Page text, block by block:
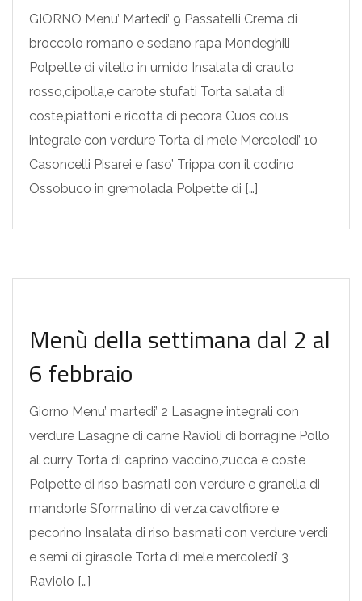
GIORNO Menu’ Martedi’ 9 Passatelli Crema di
broccolo romano e sedano rapa Mondeghili
Polpette di vitello in umido Insalata di crauto
rosso,cipolla,e carote stufati Torta salata di
coste,piattoni e ricotta di pecora Cuos cous
integrale con verdure Torta di mele Mercoledi’ 10
Casoncelli Pisarei e faso’ Trippa con il codino
Ossobuco in gremolada Polpette di […]
MENU SETTIMANALI
Menù della settimana dal 2 al
6 febbraio
Giorno Menu’ martedi’ 2 Lasagne integrali con
verdure Lasagne di carne Ravioli di borragine Pollo
al curry Torta di caprino vaccino,zucca e coste
Polpette di riso basmati con verdure e granella di
mandorle Sformatino di verza,cavolfiore e
pecorino Insalata di riso basmati con verdure verdi
e semi di girasole Torta di mele mercoledi’ 3
Raviolo […]